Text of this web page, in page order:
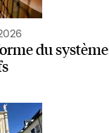
du